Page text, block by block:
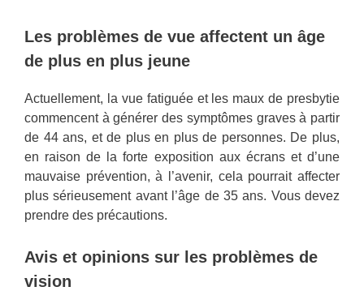
Les problèmes de vue affectent un âge
de plus en plus jeune
Actuellement, la vue fatiguée et les maux de presbytie
commencent à générer des symptômes graves à partir
de 44 ans, et de plus en plus de personnes. De plus,
en raison de la forte exposition aux écrans et d’une
mauvaise prévention, à l’avenir, cela pourrait affecter
plus sérieusement avant l’âge de 35 ans. Vous devez
prendre des précautions.
Avis et opinions sur les problèmes de
vision